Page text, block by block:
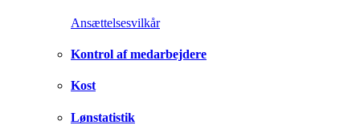
Ansættelsesvilkår
Kontrol af medarbejdere
Kost
Lønstatistik